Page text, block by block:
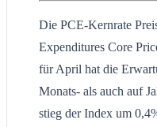
Die PCE-Kernrate
Expenditures Core
für April hat die
Monats- als auch auf
stieg der Index um